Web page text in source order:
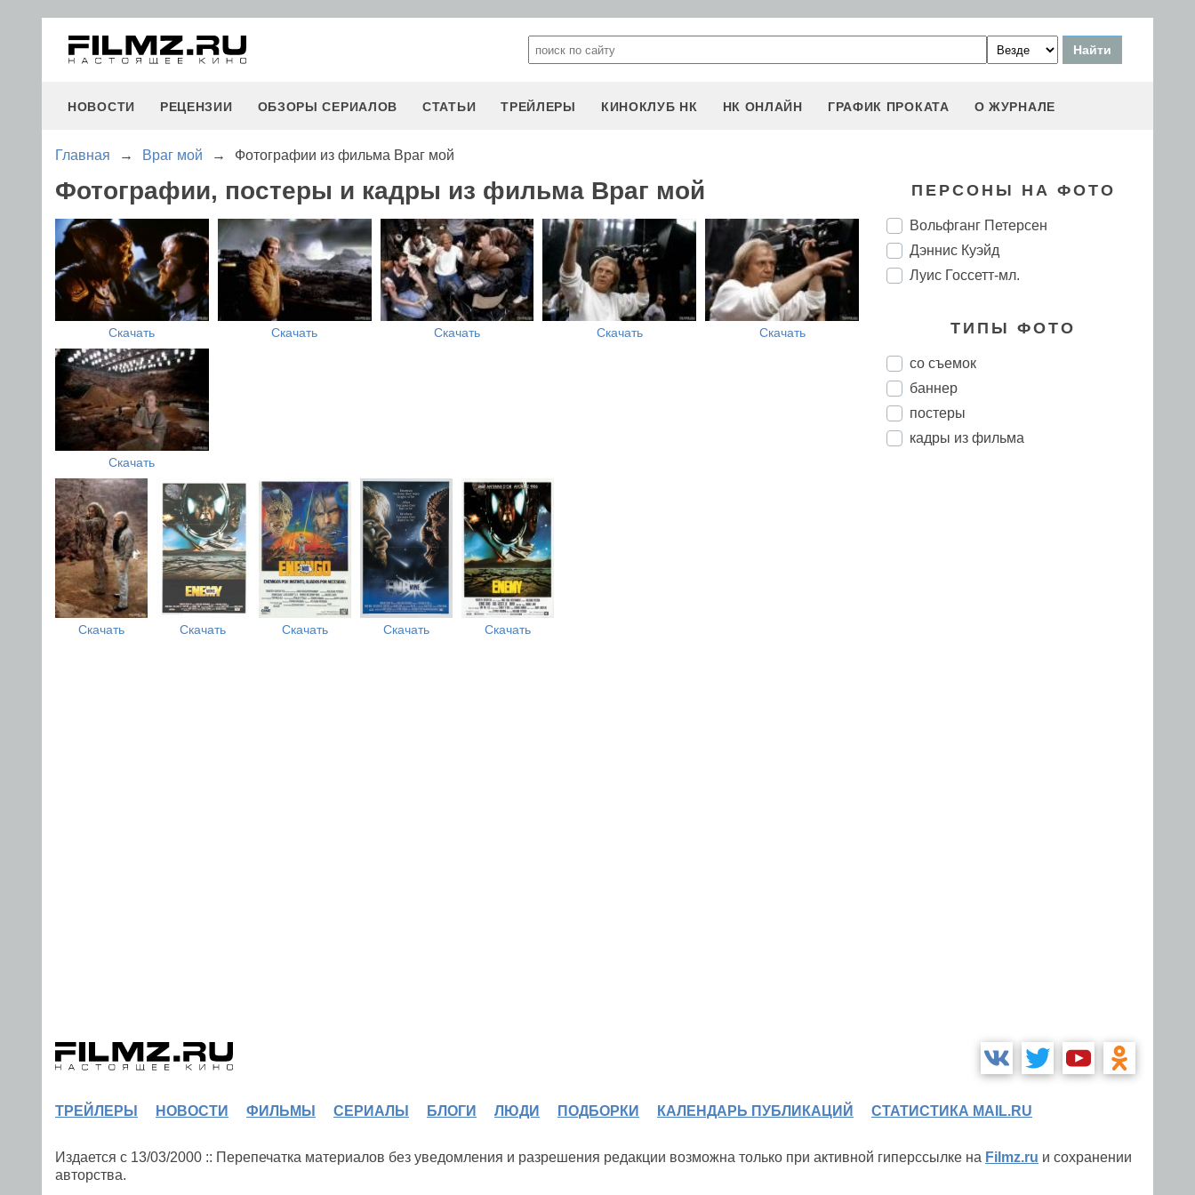
НОВОСТИ РЕЦЕНЗИИ ОБЗОРЫ СЕРИАЛОВ СТАТЬИ ТРЕЙЛЕРЫ КИНОКЛУБ НК НК ОНЛАЙН ГРАФИК ПРОКАТА О ЖУРНАЛЕ
Главная → Враг мой → Фотографии из фильма Враг мой
Фотографии, постеры и кадры из фильма Враг мой
Скачать Скачать Скачать Скачать Скачать
Скачать
Скачать Скачать Скачать Скачать Скачать
ПЕРСОНЫ НА ФОТО
Вольфганг Петерсен
Дэннис Куэйд
Луис Госсетт-мл.
ТИПЫ ФОТО
со съемок
баннер
постеры
кадры из фильма
ТРЕЙЛЕРЫ НОВОСТИ ФИЛЬМЫ СЕРИАЛЫ БЛОГИ ЛЮДИ ПОДБОРКИ КАЛЕНДАРЬ ПУБЛИКАЦИЙ СТАТИСТИКА MAIL.RU
Издается с 13/03/2000 :: Перепечатка материалов без уведомления и разрешения редакции возможна только при активной гиперссылке на Filmz.ru и сохранении
авторства.